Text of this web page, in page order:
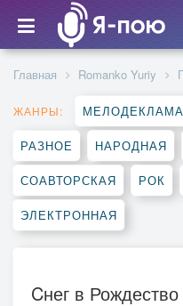
Главная Romanko Yuriy
ЖАНРЫ:
РАЗНОЕ НАРОДНАЯ
СОАВТОРСКАЯ РОК
ЭЛЕКТРОННАЯ
Cнег в Рождество